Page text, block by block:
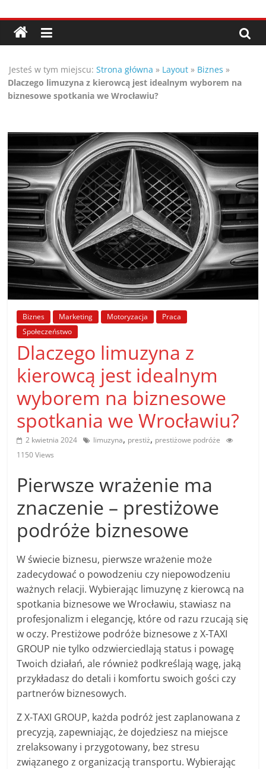
do
treści
Porady,
wskazówki
oraz
rady
–
poznaj
te
poradniki.
Porady
praktyczne
porady
wskazówki
poradniki
na
każdy
temat
Jesteś w tym miejscu: Strona główna » Layout » Biznes »
Dlaczego limuzyna z kierowcą jest idealnym wyborem na
biznesowe spotkania we Wrocławiu?
Biznes Marketing Motoryzacja
Praca
Społeczeństwo
Dlaczego limuzyna z
kierowcą jest idealnym
wyborem na biznesowe
spotkania we Wrocławiu?
2 kwietnia 2024 limuzyna, prestiż, prestiżowe podróże
1150 Views
Pierwsze wrażenie ma
znaczenie – prestiżowe
podróże biznesowe
W świecie biznesu, pierwsze wrażenie może
zadecydować o powodzeniu czy niepowodzeniu
ważnych relacji. Wybierając limuzynę z kierowcą na
spotkania biznesowe we Wrocławiu, stawiasz na
profesjonalizm i elegancję, które od razu rzucają się
w oczy. Prestiżowe podróże biznesowe z X-TAXI
GROUP nie tylko odzwierciedlają status i powagę
Twoich działań, ale również podkreślają wagę, jaką
przykładasz do detali i komfortu swoich gości czy
partnerów biznesowych.
Z X-TAXI GROUP, każda podróż jest zaplanowana z
precyzją, zapewniając, że dojedziesz na miejsce
zrelaksowany i przygotowany, bez stresu
związanego z organizacją transportu. Wybierając